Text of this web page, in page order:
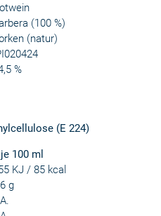
(100 %)
(natur)
%
(E 224)
100 ml
KJ / 85 kcal
g